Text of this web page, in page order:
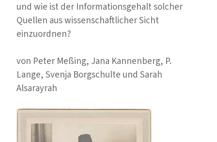
und wie ist der Informationsgehalt solcher
Quellen aus wissenschaftlicher Sicht
einzuordnen?
von Peter Meßing, Jana Kannenberg, P.
Lange, Svenja Borgschulte und Sarah
Alsarayrah